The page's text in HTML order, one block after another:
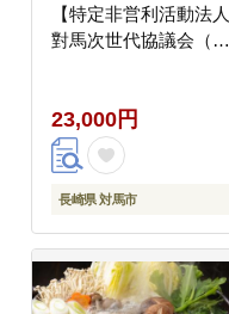
【特定非営利活動法人
對馬次世代協議会（対
ホンミツバチ
[WAM034]
23,000円
長崎県 対馬市